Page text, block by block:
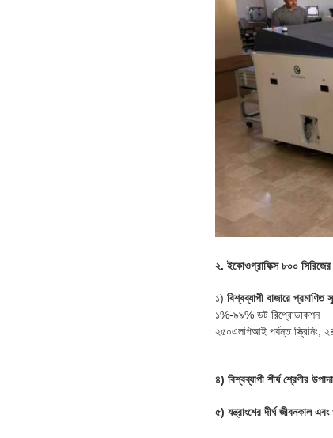
২. ইকোওগ্রাফিক্স ৮০০ সিরিজের
১) বিশ্বব্যাপী বাজারে
১%-৯৯% ডট রিপ্রোডাকশন
২৫০এলপিআই পর্যন্ত স্ক্রিনিং,
৪) বিশ্বব্যাপী শীর্ষ শ্রেণীর
৫) যন্ত্রাংশের দীর্ঘ জীবনকাল